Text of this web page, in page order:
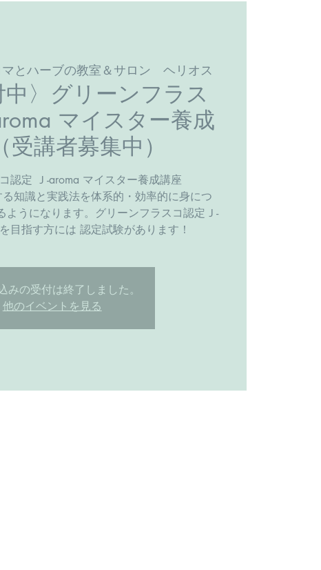
マとハーブの教室＆サロン ヘリオス
中〉グリーンフラス
マイスター養成
講者募集中）
認定 Ｊ-aroma マイスター養成講座
知識と実践法を体系的・効率的に身につ
ようになります。グリーンフラスコ認定Ｊ-
目指す方には 認定試験があります！
みの受付は終了しました。
他のイベントを見る